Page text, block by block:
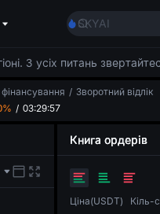
SKYAI
Підписка на
SPCX
AAOI
Підписка на
SPCX
З усіх питань
/ Зворотний відлік
/ 03:29:56
Книга ордерів
Ціна(USDT) Кіль-